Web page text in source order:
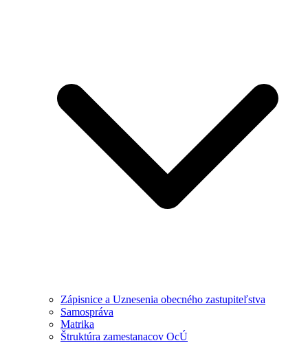
Zápisnice a Uznesenia obecného zastupiteľstva
Samospráva
Matrika
Štruktúra zamestanacov OcÚ